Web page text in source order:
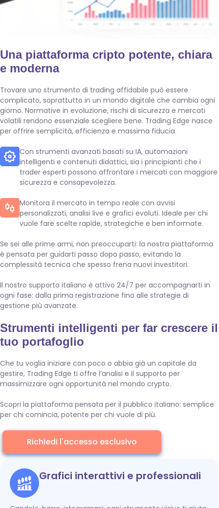
Una piattaforma cripto potente, chiara
e moderna
Trovare uno strumento di trading affidabile può essere
complicato, soprattutto in un mondo digitale che cambia ogni
giorno. Normative in evoluzione, rischi di sicurezza e mercati
volatili rendono essenziale scegliere bene. Trading Edge nasce
per offrire semplicità, efficienza e massima fiducia.
Con strumenti avanzati basati su IA, automazioni
intelligenti e contenuti didattici, sia i principianti che i
trader esperti possono affrontare i mercati con maggiore
sicurezza e consapevolezza.
Monitora il mercato in tempo reale con avvisi
personalizzati, analisi live e grafici evoluti. Ideale per chi
vuole fare scelte rapide, strategiche e ben informate.
Se sei alle prime armi, non preoccuparti: la nostra piattaforma
è pensata per guidarti passo dopo passo, evitando la
complessità tecnica che spesso frena nuovi investitori.
Il nostro supporto italiano è attivo 24/7 per accompagnarti in
ogni fase: dalla prima registrazione fino alle strategie di
gestione più avanzate.
Strumenti intelligenti per far crescere il
tuo portafoglio
Che tu voglia iniziare con poco o abbia già un capitale da
gestire, Trading Edge ti offre l’analisi e il supporto per
massimizzare ogni opportunità nel mondo crypto.
Scopri la piattaforma pensata per il pubblico italiano: semplice
per chi comincia, potente per chi vuole di più.
Richiedi l'accesso esclusivo
Grafici interattivi e professionali